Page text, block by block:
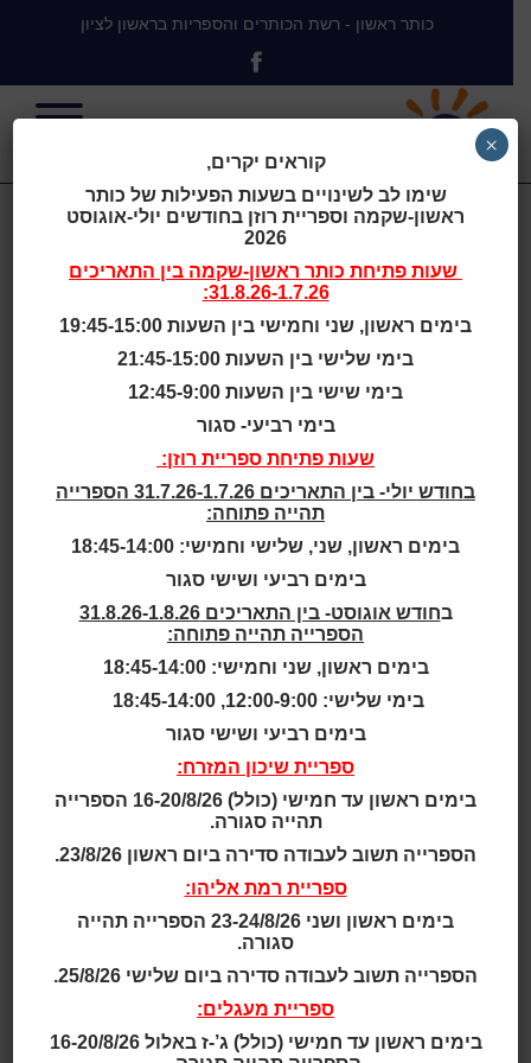
כותר ראשון - רשת הכותרים והספריות בראשון לציון
Carnegie
Library of
Pittsburgh
,Knoxville, PA,
USA
Carnegie Library of Pittsburgh ,Knoxville, PA, USA
אוכלוסייה: פיטסבורג היא בירת מחוז אלגני במדינת
בה למעלה מ- 301,000
תושבים, והיא מרכז כלכלי ותעשייתי חשוב. נוקסוויל היא
שכונה בדרום פיטסבורג, והיא מונה כ-3,750 תושבים.
מערך הספריות: בפיטסבורג יש 19 ספריות ציבוריות.
שנה: 2016
אדריכלות: GBBN Architects
Carnegie Library of Pittsburgh ,Kno
xville, PA, USA
מבנה הספרייה בנוקסוויל מתאפיין באדריכלות מודרניסטית
מסוג ברוטליזם. הבניין תוכנן בשנת 1965 ע"י האדריכל פול
קוראים יקרים,
שימו לב לשינויים בשעות הפעילות של כותר
ראשון-שקמה וספריית רוזן בחודשים יולי-אוגוסט
2026
שעות פתיחת כותר ראשון-שקמה בין התאריכים
31.8.26-1.7.26:
בימים ראשון, שני וחמישי בין השעות 19:45-15:00
בימי שלישי בין השעות 21:45-15:00
בימי שישי בין השעות 12:45-9:00
בימי רביעי- סגור
שעות פתיחת ספריית רוזן:
בחודש יולי- בין התאריכים 31.7.26-1.7.26 הספרייה
תהייה פתוחה:
בימים ראשון, שני, שלישי וחמישי: 18:45-14:00
בימים רביעי ושישי סגור
ב
חודש אוגוסט- בין התאריכים 31.8.26-1.8.26
הספרייה תהייה פתוחה:
בימים ראשון, שני וחמישי: 18:45-14:00
בימי שלישי: 12:00-9:00, 18:45-14:00
בימים רביעי ושישי סגור
ספריית שיכון המזרח:
בימים ראשון עד חמישי (כולל) 16-20/8/26 הספרייה
תהייה סגורה.
הספרייה תשוב לעבודה סדירה ביום ראשון 23/8/26.
ספריית רמת אליהו:
בימים ראשון ושני 23-24/8/26 הספרייה תהייה
סגורה.
הספרייה תשוב לעבודה סדירה ביום שלישי 25/8/26.
ספריית מעגלים:
בימים ראשון עד חמישי (כולל) ג’-ז באלול 16-20/8/26
×